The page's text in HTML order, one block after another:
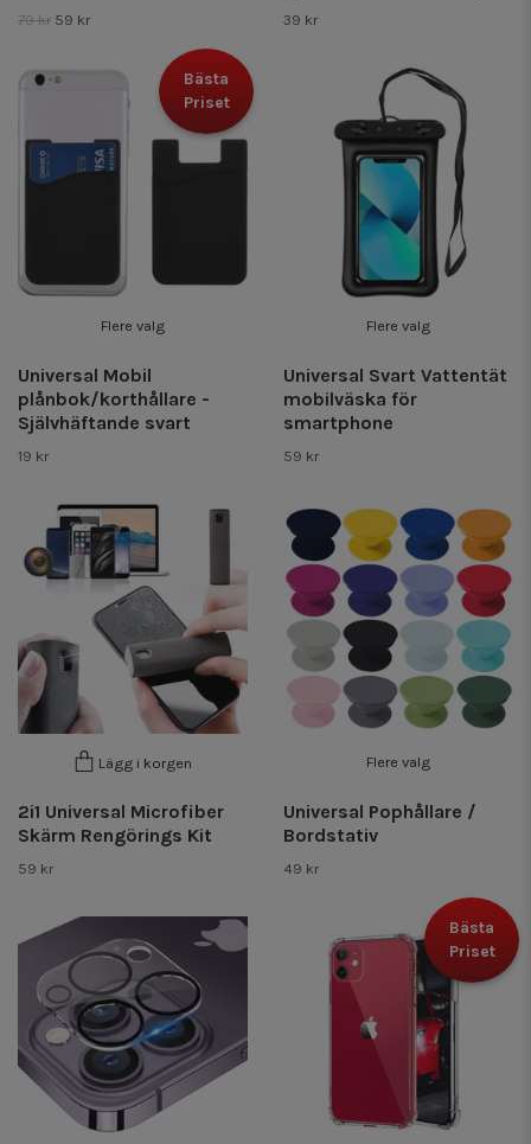
79 kr 59 kr 39 kr
Bästa
Priset
Flere valg
Universal Mobil
plånbok/korthållare -
Självhäftande svart
19 kr
Flere valg
Universal Svart Vattentät
mobilväska för
smartphone
59 kr
Lägg i korgen
2i1 Universal Microfiber
Skärm Rengörings Kit
59 kr
Flere valg
Universal Pophållare /
Bordstativ
49 kr
Bästa
Priset